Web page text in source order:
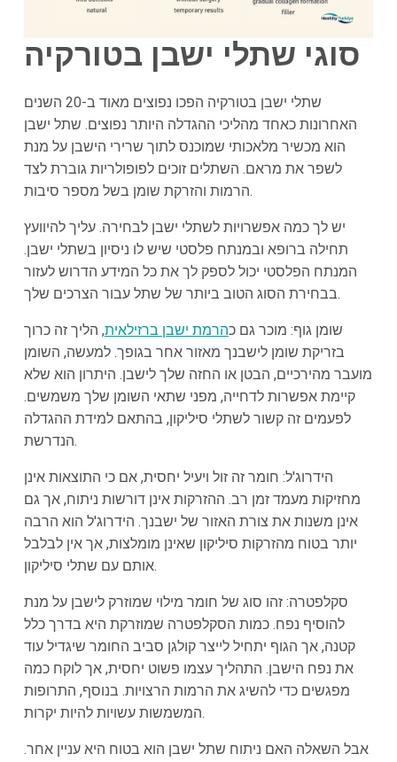
סוגי שתלי ישבן בטורקיה
שתלי ישבן בטורקיה הפכו נפוצים מאוד ב-20 השנים
האחרונות כאחד מהליכי ההגדלה היותר נפוצים. שתל ישבן
הוא מכשיר מלאכותי שמוכנס לתוך שרירי הישבן על מנת
לשפר את מראם. השתלים זוכים לפופולריות גוברת לצד
הרמות והזרקת שומן בשל מספר סיבות.
יש לך כמה אפשרויות לשתלי ישבן לבחירה. עליך להיוועץ
תחילה ברופא ובמנתח פלסטי שיש לו ניסיון בשתלי ישבן.
המנתח הפלסטי יכול לספק לך את כל המידע הדרוש לעזור
בבחירת הסוג הטוב ביותר של שתל עבור הצרכים שלך.
שומן גוף: מוכר גם כהרמת ישבן ברזילאית, הליך זה כרוך
בזריקת שומן לישבנך מאזור אחר בגופך. למעשה, השומן
מועבר מהירכיים, הבטן או החזה שלך לישבן. היתרון הוא שלא
קיימת אפשרות לדחייה, מפני שתאי השומן שלך משמשים.
לפעמים זה קשור לשתלי סיליקון, בהתאם למידת ההגדלה
הנדרשת.
הידרוג'ל: חומר זה זול ויעיל יחסית, אם כי התוצאות אינן
מחזיקות מעמד זמן רב. ההזרקות אינן דורשות ניתוח, אך גם
אינן משנות את צורת האזור של ישבנך. הידרוג'ל הוא הרבה
יותר בטוח מהזרקות סיליקון שאינן מומלצות, אך אין לבלבל
אותם עם שתלי סיליקון.
סקלפטרה: זהו סוג של חומר מילוי שמוזרק לישבן על מנת
להוסיף נפח. כמות הסקלפטרה שמוזרקת היא בדרך כלל
קטנה, אך הגוף יתחיל לייצר קולגן סביב החומר שיגדיל עוד
את נפח הישבן. התהליך עצמו פשוט יחסית, אך לוקח כמה
מפגשים כדי להשיג את הרמות הרצויות. בנוסף, התרופות
המשמשות עשויות להיות יקרות.
אבל השאלה האם ניתוח שתל ישבן הוא בטוח היא עניין אחר.